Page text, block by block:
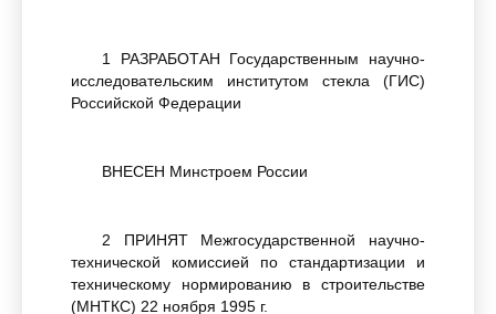
1 РАЗРАБОТАН Государственным научно-
исследовательским институтом стекла (ГИС)
Российской Федерации
ВНЕСЕН Минстроем России
2 ПРИНЯТ Межгосударственной научно-
технической комиссией по стандартизации и
техническому нормированию в строительстве
(МНТКС) 22 ноября 1995 г.